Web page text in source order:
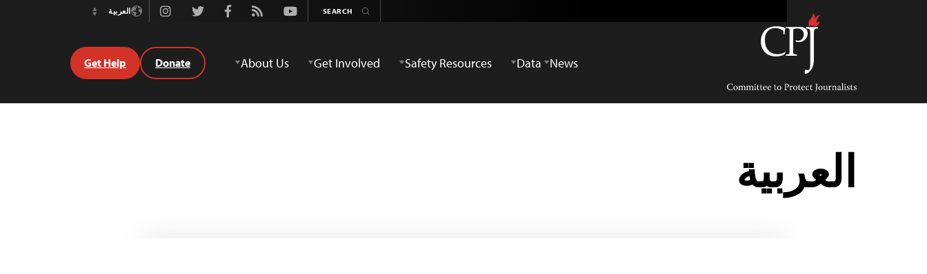
Committee
Protect
Journalists
Youtube
Rss
Facebook
Twitter
Instagramالعربية
Switch
News
Data
Safety Resources
Get Involved
About Us
Donate
Get Help
العربية